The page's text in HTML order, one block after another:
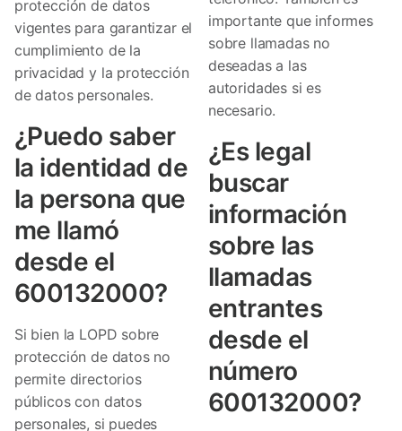
protección de datos
vigentes para garantizar el
cumplimiento de la
privacidad y la protección
de datos personales.
¿Puedo saber
la identidad de
la persona que
me llamó
desde el
600132000?
Si bien la LOPD sobre
protección de datos no
permite directorios
públicos con datos
personales, si puedes
importante que informes
sobre llamadas no
deseadas a las
autoridades si es
necesario.
¿Es legal
buscar
información
sobre las
llamadas
entrantes
desde el
número
600132000?